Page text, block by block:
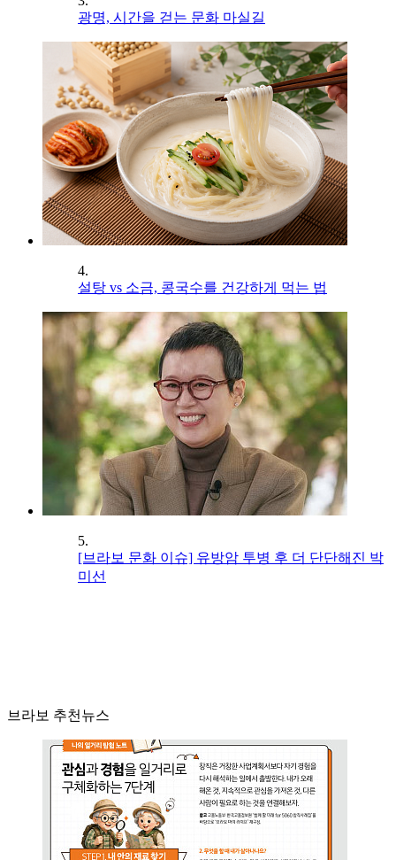
광명, 시간을 걷는 문화 마실길
4.
설탕 vs 소금, 콩국수를 건강하게 먹는 법
5.
[브라보 문화 이슈] 유방암 투병 후 더 단단해진 박
미선
브라보 추천뉴스